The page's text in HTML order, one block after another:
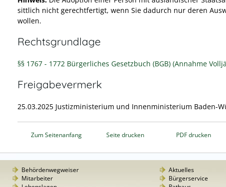
sittlich nicht gerechtfertigt, wenn Sie dadurch nur deren
wollen.
Rechtsgrundlage
§§ 1767 - 1772 Bürgerliches Gesetzbuch (BGB) (Annahme
Freigabevermerk
25.03.2025 Justizministerium und Innenministerium Baden-
Zum Seitenanfang Seite drucken PDF drucken
Behördenwegweiser
Mitarbeiter
Aktuelles
Bürgerservice